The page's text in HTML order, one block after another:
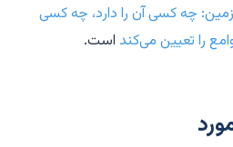
چه کسی آن را دارد، چه کسی
را تعیین می‌کند است.